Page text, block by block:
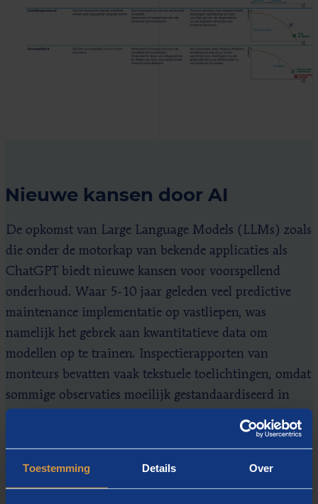
Toestemming Details Over
Nieuwe kansen door AI
De opkomst van Large Language Models (LLMs) zoals
die onder de motorkap van bekende applicaties als
ChatGPT biedt nieuwe kansen voor voorspellend
onderhoud. Waar 5-10 jaar geleden veel predictive
maintenance implementatie op vastliepen, was
namelijk het gebrek aan kwantitatieve data om
modellen op te trainen. Inspectierapporten van
monteurs bevatten vaak tekstuele toelichtingen, omdat
sommige observaties moeilijk gestandaardiseerd in
getallen uit te drukken zijn. Met LLMs zijn deze
hoeveelheid data fors toeneemt en de kosten van het